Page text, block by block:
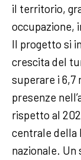
il territorio,
occupazione,
Il progetto si
crescita del
superare i 6,7
presenze
rispetto al
centrale della
nazionale.